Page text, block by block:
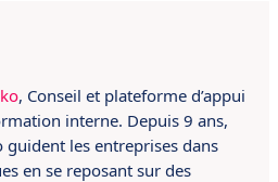
, Conseil et plateforme d’appui
interne. Depuis 9 ans,
guident les entreprises dans
en se reposant sur des